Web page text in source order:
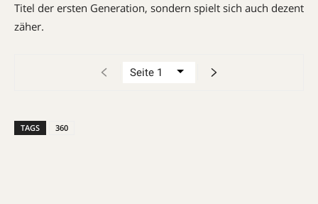
Titel der ersten Generation, sondern spielt sich auch dezent
zäher.
TAGS 360